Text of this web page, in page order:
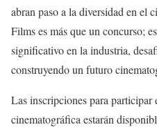
abran paso a la diversidad en el
Films es más que un concurso;
significativo en la industria,
construyendo un futuro
Las inscripciones para participar
cinematográfica estarán